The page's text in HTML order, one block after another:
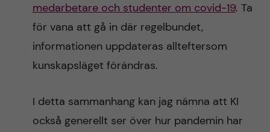
medarbetare och studenter om covid-19. Ta
för vana att gå in där regelbundet,
informationen uppdateras allteftersom
kunskapsläget förändras.
I detta sammanhang kan jag nämna att KI
också generellt ser över hur pandemin har